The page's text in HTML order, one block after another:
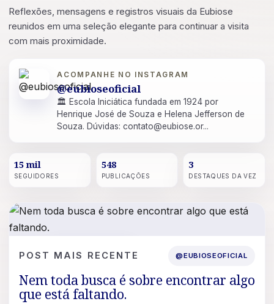
Reflexões, mensagens e registros visuais da Eubiose
reunidos em uma seleção elegante para continuar a visita
com mais proximidade.
ACOMPANHE NO INSTAGRAM
@eubioseoficial
🏛 Escola Iniciática fundada em 1924 por
Henrique José de Souza e Helena Jefferson de
Souza. Dúvidas: contato@eubiose.or...
15 mil
SEGUIDORES
548
PUBLICAÇÕES
3
DESTAQUES DA VEZ
POST MAIS RECENTE @EUBIOSEOFICIAL
Nem toda busca é sobre encontrar algo
que está faltando.